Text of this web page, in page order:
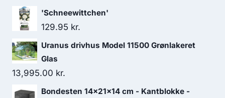
'Schneewittchen'
129.95 kr.
Uranus drivhus Model 11500 Grønlakeret
Glas
13,995.00 kr.
Bondesten 14x21x14 cm - Kantblokke -